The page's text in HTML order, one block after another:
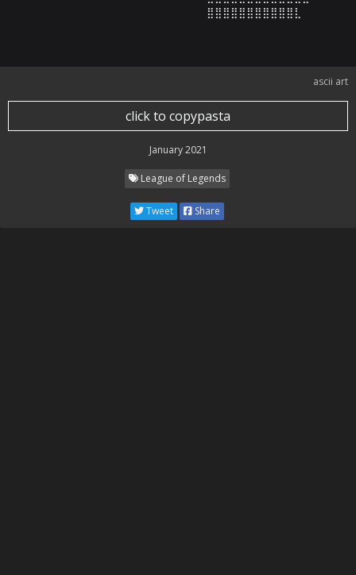
ascii art
click to copypasta
January 2021
League of Legends
Tweet Share